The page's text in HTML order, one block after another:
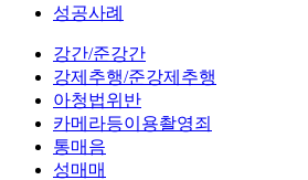
성공사례
강간/준강간
강제추행/준강제추행
아청법위반
카메라등이용촬영죄
통매음
성매매